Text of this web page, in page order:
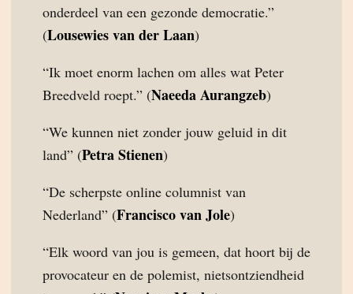
onderdeel van een gezonde democratie.”
(Lousewies van der Laan)
“Ik moet enorm lachen om alles wat Peter
Breedveld roept.” (Naeeda Aurangzeb)
“We kunnen niet zonder jouw geluid in dit
land” (Petra Stienen)
“De scherpste online columnist van
Nederland” (Francisco van Jole)
“Elk woord van jou is gemeen, dat hoort bij de
provocateur en de polemist, nietsontziendheid